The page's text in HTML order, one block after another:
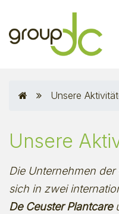
Unsere
Unsere
Die Unternehmen der
sich in zwei
De Ceuster Plantcare